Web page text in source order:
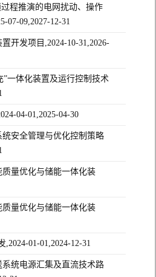
程推演的电网扰动、操作
07-09,2027-12-31
开发项目,2024-10-31,2026-
一体化装置及运行控制技术
04-01,2025-04-30
安全管理与优化控制策略
量优化与储能一体化装
量优化与储能一体化装
01-01,2024-12-31
统电源汇集及直流技术路